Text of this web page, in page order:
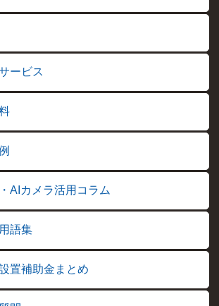
ービス
AIカメラ活用コラム
語集
置補助金まとめ